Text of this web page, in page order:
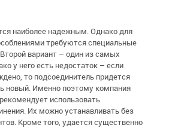
наиболее надежным. Однако для
требуются специальные
вариант – один из самых
у него есть недостаток – если
то подсоединитель придется
новый. Именно поэтому компания
использовать
Их можно устанавливать без
Кроме того, удается существенно